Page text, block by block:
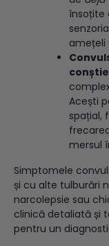
însoțite
amețeli
Acești
spațial,
mersul
Simptomele
și cu alte tulburări
narcolepsie sau
clinică detaliată și
pentru un